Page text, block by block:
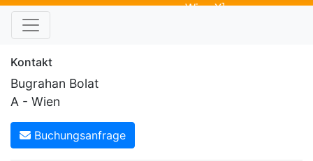
Wien X]
Kontakt
Bugrahan Bolat
A - Wien
Buchungsanfrage